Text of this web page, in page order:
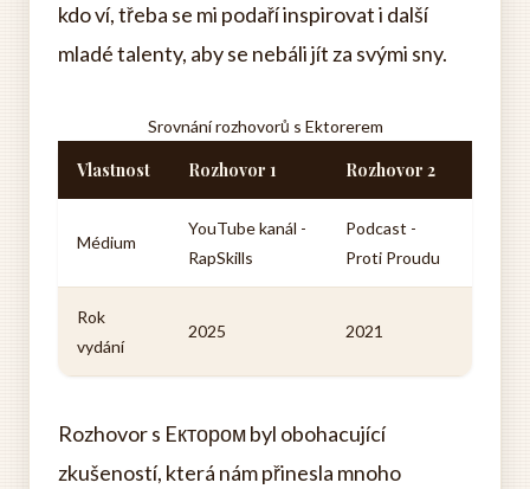
kdo ví, třeba se mi podaří inspirovat i další
mladé talenty, aby se nebáli jít za svými sny.
Srovnání rozhovorů s Ektorerem
Vlastnost Rozhovor 1 Rozhovor 2
Médium
YouTube kanál -
RapSkills
Podcast -
Proti Proudu
Rok
vydání
2025 2021
Rozhovor s Eктором byl obohacující
zkušeností, která nám přinesla mnoho